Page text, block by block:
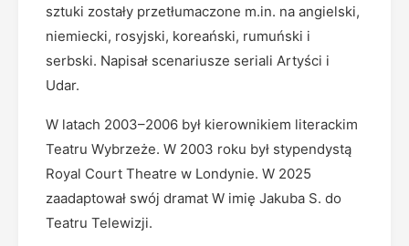
sztuki zostały przetłumaczone m.in. na angielski,
niemiecki, rosyjski, koreański, rumuński i
serbski. Napisał scenariusze seriali Artyści i
Udar.
W latach 2003–2006 był kierownikiem literackim
Teatru Wybrzeże. W 2003 roku był stypendystą
Royal Court Theatre w Londynie. W 2025
zaadaptował swój dramat W imię Jakuba S. do
Teatru Telewizji.